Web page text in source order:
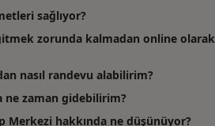
sağlıyor?
zorunda kalmadan online olarak
nasıl randevu alabilirim?
ne zaman gidebilirim?
Merkezi hakkında ne düşünüyor?